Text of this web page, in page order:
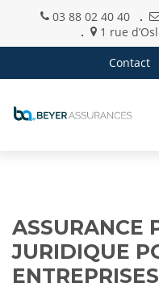
03 88 02 40 40
1 rue
Contact
ASSURANCE
JURIDIQUE